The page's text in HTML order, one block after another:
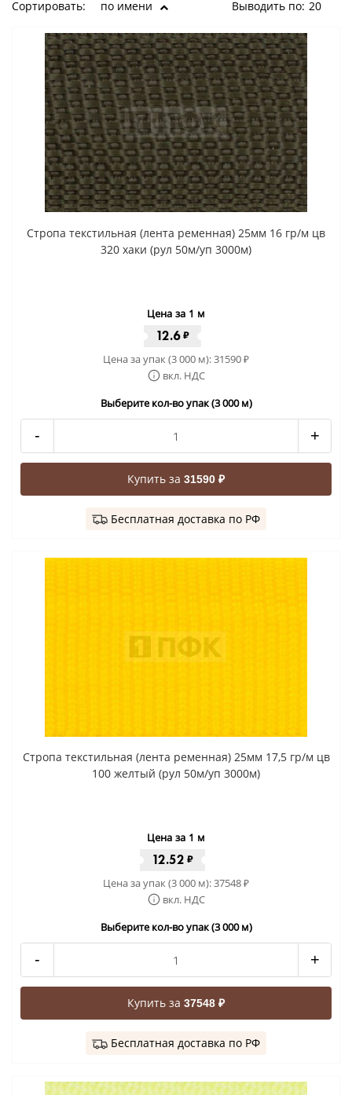
Сортировать: по имени Выводить по: 20
Стропа текстильная (лента ременная) 25мм 16 гр/м цв
320 хаки (рул 50м/уп 3000м)
Цена за 1 м
12.6 ₽
Цена за упак (3 000 м):31590₽
вкл. НДС
Выберите кол-во упак (3 000 м)
- +
Купить за 31590 ₽
Бесплатная доставка по РФ
Стропа текстильная (лента ременная) 25мм 17,5 гр/м цв
100 желтый (рул 50м/уп 3000м)
Цена за 1 м
12.52 ₽
Цена за упак (3 000 м):37548₽
вкл. НДС
Выберите кол-во упак (3 000 м)
- +
Купить за 37548 ₽
Бесплатная доставка по РФ